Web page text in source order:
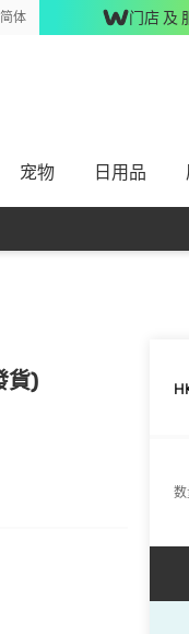
简体 门店 及
宠物 日用品
貨)
数